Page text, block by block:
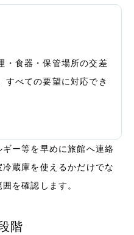
・食器・保管場所の交差
すべての要望に対応でき
ー等を早めに旅館へ連絡
蔵庫を使えるかだけでな
を確認します。
階